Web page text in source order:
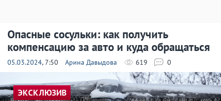
Опасные сосульки: как получить
компенсацию за авто и куда обращаться
05.03.2024, 7:50 Арина Давыдова 619 0
ЭКСКЛЮЗИВ